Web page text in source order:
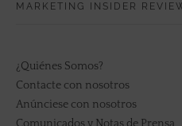
MARKETING INSIDER
¿Quiénes Somos?
Contacte con nosotros
Anúnciese con nosotros